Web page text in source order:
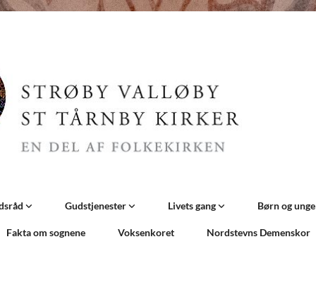
Gudstjenester Livets gang Børn og unge
Fakta om sognene Voksenkoret Nordstevns Demenskor